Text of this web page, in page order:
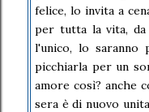
felice, lo invita a
per tutta la vita, da
l'unico, lo saranno
picchiarla per un
amore così? anche
sera è di nuovo